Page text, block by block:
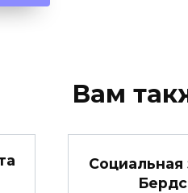
Вам
Социальная